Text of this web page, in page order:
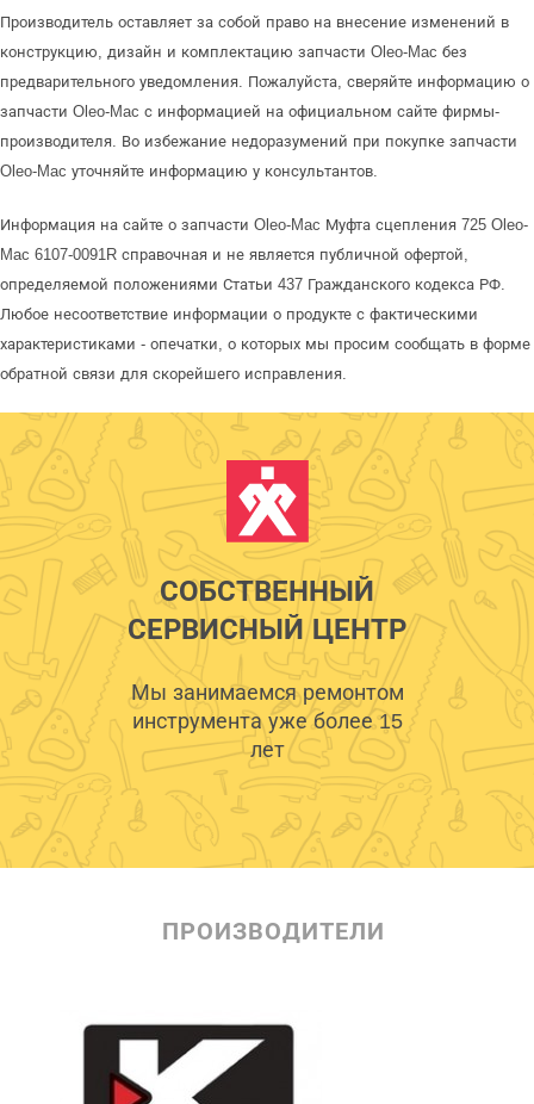
Производитель оставляет за собой право на внесение изменений в
конструкцию, дизайн и комплектацию запчасти Oleo-Mac без
предварительного уведомления. Пожалуйста, сверяйте информацию о
запчасти Oleo-Mac с информацией на официальном сайте фирмы-
производителя. Во избежание недоразумений при покупке запчасти
Oleo-Mac уточняйте информацию у консультантов.
Информация на сайте о запчасти Oleo-Mac Муфта сцепления 725 Oleo-
Mac 6107-0091R справочная и не является публичной офертой,
определяемой положениями Статьи 437 Гражданского кодекса РФ.
Любое несоответствие информации о продукте с фактическими
характеристиками - опечатки, о которых мы просим сообщать в форме
обратной связи для скорейшего исправления.
СОБСТВЕННЫЙ
СЕРВИСНЫЙ ЦЕНТР
Мы занимаемся ремонтом
инструмента уже более 15
лет
ПРОИЗВОДИТЕЛИ